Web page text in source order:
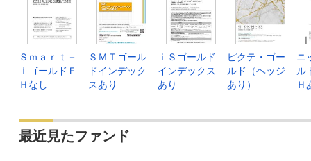
Ｓｍａｒｔ－
ｉゴールドＦ
Ｈなし
ＳＭＴゴール
ドインデック
スあり
ｉＳゴールド
インデックス
あり
ピクテ・ゴー
ルド（ヘッジ
あり）
ニ
ル
Ｈ
最近見たファンド